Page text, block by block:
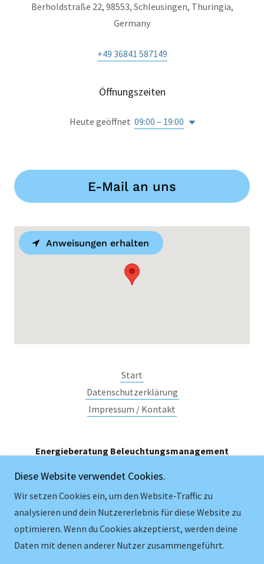
Berholdstraße 22, 98553, Schleusingen, Thuringia,
Germany
+49 36841 587149
Öffnungszeiten
Heute geöffnet 09:00 – 19:00
E-Mail an uns
Anweisungen erhalten
Start
Datenschutzerklärung
Impressum / Kontakt
Energieberatung Beleuchtungsmanagement
Siegmar Poppei, Bertholdstraße 22, 98553
Schleusingen, Germany
+49 36841 587149
Diese Website verwendet Cookies.
Wir setzen Cookies ein, um den Website-Traffic zu
analysieren und dein Nutzererlebnis für diese Website zu
optimieren. Wenn du Cookies akzeptierst, werden deine
Daten mit denen anderer Nutzer zusammengeführt.